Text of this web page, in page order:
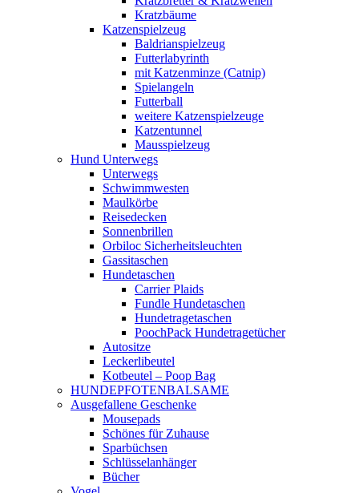
Kratzbäume
Katzenspielzeug
Baldrianspielzeug
Futterlabyrinth
mit Katzenminze (Catnip)
Spielangeln
Futterball
weitere Katzenspielzeuge
Katzentunnel
Mausspielzeug
Hund Unterwegs
Unterwegs
Schwimmwesten
Maulkörbe
Reisedecken
Sonnenbrillen
Orbiloc Sicherheitsleuchten
Gassitaschen
Hundetaschen
Carrier Plaids
Fundle Hundetaschen
Hundetragetaschen
PoochPack Hundetragetücher
Autositze
Leckerlibeutel
Kotbeutel – Poop Bag
HUNDEPFOTENBALSAME
Ausgefallene Geschenke
Mousepads
Schönes für Zuhause
Sparbüchsen
Schlüsselanhänger
Bücher